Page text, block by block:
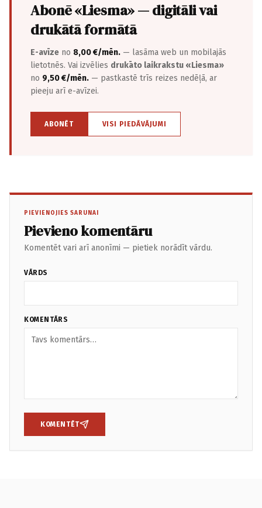
Abonē «Liesma» — digitāli vai
drukātā formātā
E-avīze no 8,00 €/mēn. — lasāma web un mobilajās
lietotnēs. Vai izvēlies drukāto laikrakstu «Liesma»
no 9,50 €/mēn. — pastkastē trīs reizes nedēļā, ar
pieeju arī e-avīzei.
ABONĒT VISI PIEDĀVĀJUMI
PIEVIENOJIES SARUNAI
Pievieno komentāru
Komentēt vari arī anonīmi — pietiek norādīt vārdu.
VĀRDS
KOMENTĀRS
KOMENTĒT